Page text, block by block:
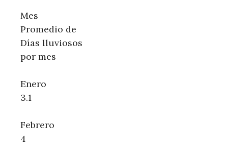
Mes
Promedio de
Días lluviosos
por mes
Enero
3.1
Febrero
4